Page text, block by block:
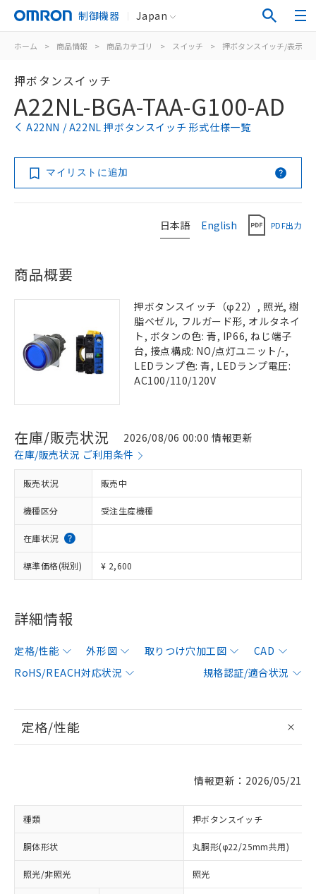
制御機器 Japan
ホーム > 商品情報 > 商品カテゴリ > スイッチ > 押ボタンスイッチ/表示灯
押ボタンスイッチ
A22NL-BGA-TAA-G100-AD
A22NN / A22NL 押ボタンスイッチ 形式仕様一覧
マイリストに追加
日本語 English PDF出力
商品概要
押ボタンスイッチ（φ22）, 照光, 樹
脂ベゼル, フルガード形, オルタネイ
ト, ボタンの色: 青, IP66, ねじ端子
台, 接点構成: NO/点灯ユニット/-,
LEDランプ色: 青, LEDランプ電圧:
AC100/110/120V
在庫/販売状況
2026/08/06 00:00 情報更新
在庫/販売状況 ご利用条件
販売状況 販売中
機種区分 受注生産機種
在庫状況
標準価格(税別) ¥ 2,600
詳細情報
定格/性能 外形図 取りつけ穴加工図
CAD
RoHS/REACH対応状況
規格認証/適合状況
定格/性能
情報更新：2026/05/21
種類 押ボタンスイッチ
胴体形状 丸胴形(φ22/25mm共用)
照光/非照光 照光